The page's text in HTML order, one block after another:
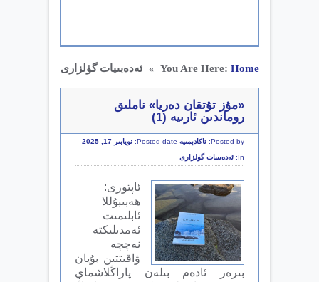
You Are Here: Home
» ئەدەبىيات گۈلزارى
«مۇز تۇتقان دەريا» ناملىق
روماندىن ئارىيە (1)
Posted by: ئاكادېمىيە Posted date: نويابىر 17, 2025
In:
ئەدەبىيات گۈلزارى
ئاپتورى:
ھەبىبۇللا
ئابلىمىت
ئەمدىلىكتە
نەچچە
ۋاقىتتىن بۇيان
بىرەر ئادەم بىلەن پاراڭلاشماي